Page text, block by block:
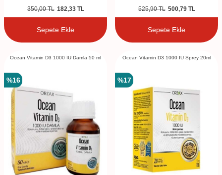
350,00TL 182,33TL
Sepete Ekle
525,90TL 500,79TL
Sepete Ekle
Ocean Vitamin D3 1000 IU Damla 50 ml
%16
Ocean Vitamin D3 1000 IU Sprey 20ml
%17